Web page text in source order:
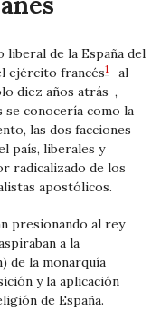
liberal de la España del
ejército francés1 -al
diez años atrás-,
se conocería como la
las dos facciones
país, liberales y
radicalizado de los
apostólicos.
presionando al rey
a la
de la monarquía
y la aplicación
de España.